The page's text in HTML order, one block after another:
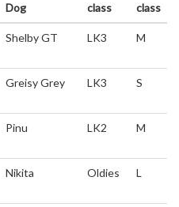
Dog class class
Shelby GT LK3 M
Greisy Grey LK3 S
Pinu LK2 M
Nikita Oldies L